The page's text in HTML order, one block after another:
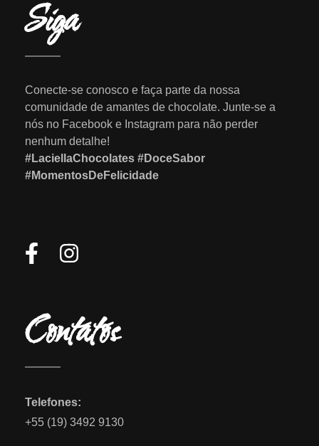
Siga
Conecte-se conosco e faça parte da nossa
comunidade de amantes de chocolate. Junte-se a
nós no Facebook e Instagram para não perder
nenhum detalhe!
#LaciellaChocolates #DoceSabor
#MomentosDeFelicidade
Contatos
Telefones:
+55 (19) 3492 9130